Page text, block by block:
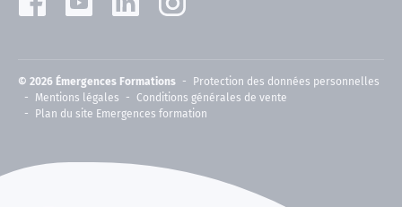
© 2026 Émergences Formations
Protection des données personnelles
Mentions légales
Conditions générales de vente
Plan du site Emergences formation